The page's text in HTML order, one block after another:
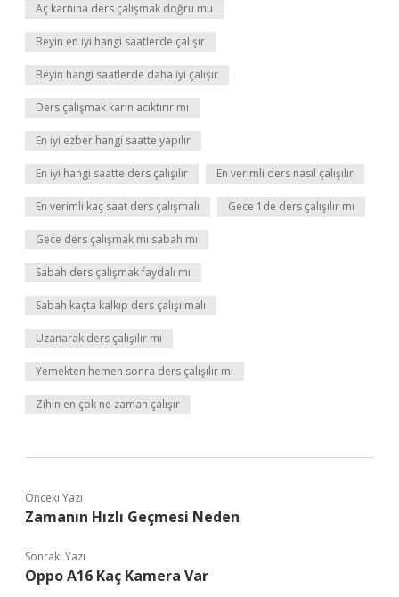
Aç karnına ders çalışmak doğru mu
Beyin en iyi hangi saatlerde çalışır
Beyin hangi saatlerde daha iyi çalışır
Ders çalışmak karın acıktırır mı
En iyi ezber hangi saatte yapılır
En iyi hangi saatte ders çalışılır En verimli ders nasıl çalışılır
En verimli kaç saat ders çalışmalı Gece 1de ders çalışılır mı
Gece ders çalışmak mı sabah mı
Sabah ders çalışmak faydalı mı
Sabah kaçta kalkıp ders çalışılmalı
Uzanarak ders çalışılır mı
Yemekten hemen sonra ders çalışılır mı
Zihin en çok ne zaman çalışır
Önceki Yazı
Zamanın Hızlı Geçmesi Neden
Sonraki Yazı
Oppo A16 Kaç Kamera Var